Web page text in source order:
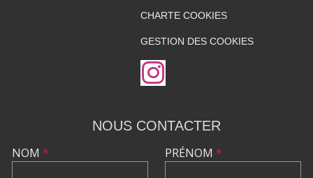
CHARTE COOKIES
GESTION DES COOKIES
NOUS CONTACTER
NOM * PRÉNOM *